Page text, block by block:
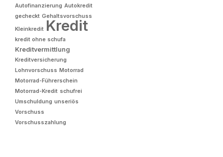
Autofinanzierung Autokredit
gecheckt Gehaltsvorschuss
Kleinkredit Kredit
kredit ohne schufa
Kreditvermittlung
Kreditversicherung
Lohnvorschuss Motorrad
Motorrad-Führerschein
Motorrad-Kredit schufrei
Umschuldung unseriös
Vorschuss
Vorschusszahlung